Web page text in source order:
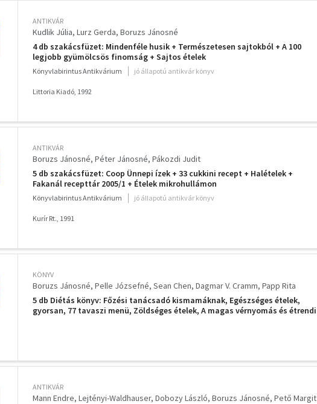
ANTIKVÁR
Kudlik Júlia Lurz Gerda Boruzs Jánosné
4 db szakácsfüzet: Mindenféle husik + Természetesen sajtokból + A 100
legjobb gyümölcsös finomság + Sajtos ételek
Könyvlabirintus Antikvárium jó állapotú antikvár könyv
Littoria Kiadó, 1992
ANTIKVÁR
Boruzs Jánosné Péter Jánosné Pákozdi Judit
5 db szakácsfüzet: Coop Ünnepi ízek + 33 cukkini recept + Halételek +
Fakanál recepttár 2005/1 + Ételek mikrohullámon
Könyvlabirintus Antikvárium jó állapotú antikvár könyv
Kurír Rt., 1991
KÖNYV
Boruzs Jánosné Pelle Józsefné Sean Chen Dagmar V. Cramm Papp Rita
5 db Diétás könyv: Főzési tanácsadó kismamáknak, Egészséges ételek,
gyorsan, 77 tavaszi menü, Zöldséges ételek, A magas vérnyomás és étrendi
ANTIKVÁR
Mann Endre Lejtényi-Waldhauser Dobozy László Boruzs Jánosné Pető Margit